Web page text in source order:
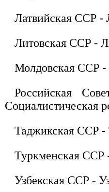
Латвийская ССР -
Литовская ССР -
Молдовская ССР
Российская
Социалистическая
Таджикская ССР
Туркменская
Узбекская ССР -